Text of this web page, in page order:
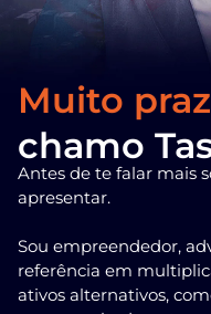
Muito
chamo
Antes de te falar mais
apresentar.
Sou empreendedor,
referência em
ativos alternativos,